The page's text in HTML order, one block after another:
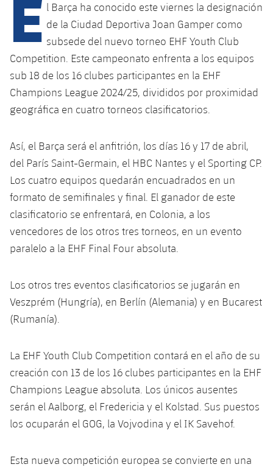
plusicon
más
Instalaciones
Spotify Camp Nou
Estadi Johan Cruyff
Barça Cafe
Ciutat Esportiva
plusicon
más
Servicios
Accesibilidad
plusicon
más
Acreditaciones
Instalaciones
l Barça ha conocido este viernes la designación
de la Ciudad Deportiva Joan Gamper como
subsede del nuevo torneo EHF Youth Club
Competition. Este campeonato enfrenta a los equipos
sub 18 de los 16 clubes participantes en la EHF
Champions League 2024/25, divididos por proximidad
geográfica en cuatro torneos clasificatorios.
Así, el Barça será el anfitrión, los días 16 y 17 de abril,
del París Saint-Germain, el HBC Nantes y el Sporting CP.
Los cuatro equipos quedarán encuadrados en un
formato de semifinales y final. El ganador de este
clasificatorio se enfrentará, en Colonia, a los
vencedores de los otros tres torneos, en un evento
paralelo a la EHF Final Four absoluta.
Los otros tres eventos clasificatorios se jugarán en
Veszprém (Hungría), en Berlín (Alemania) y en Bucarest
(Rumanía).
La EHF Youth Club Competition contará en el año de su
creación con 13 de los 16 clubes participantes en la EHF
Champions League absoluta. Los únicos ausentes
serán el Aalborg, el Fredericia y el Kolstad. Sus puestos
los ocuparán el GOG, la Vojvodina y el IK Savehof.
Esta nueva competición europea se convierte en una